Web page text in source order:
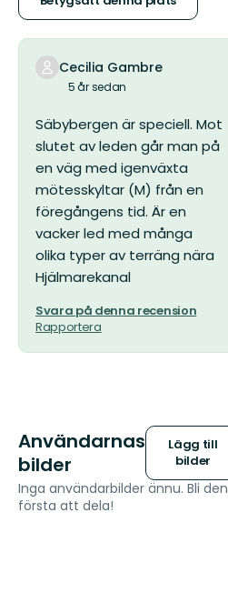
Cecilia Gambre
5 år sedan
Säbybergen är speciell. Mot
slutet av leden går man på
en väg med igenväxta
mötesskyltar (M) från en
föregångens tid. Är en
vacker led med många
olika typer av terräng nära
Hjälmarekanal
Svara på denna recension
Rapportera
Användarnas
bilder
Lägg till
bilder
Inga användarbilder ännu. Bli den
första att dela!